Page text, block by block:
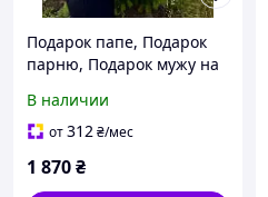
Подарок папе, Подарок
парню, Подарок мужу на
любимому, Подарочный
набор для мужа
В наличии
от312₴/мес
1 870₴